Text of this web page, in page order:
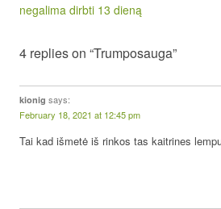
negalima dirbti 13 dieną
4 replies on “Trumposauga”
kionig says:
February 18, 2021 at 12:45 pm
Tai kad išmetė iš rinkos tas kaitrines